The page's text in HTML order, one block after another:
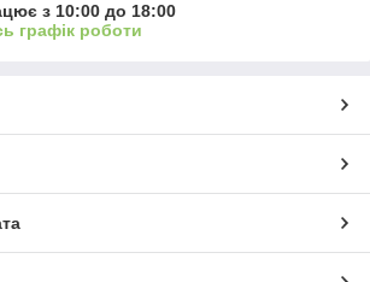
з 10:00 до 18:00
графік роботи